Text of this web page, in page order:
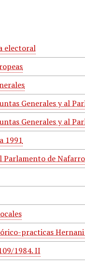
electoral
Generales y al
Generales y al
1991
Parlamento de
practicas
1984. II